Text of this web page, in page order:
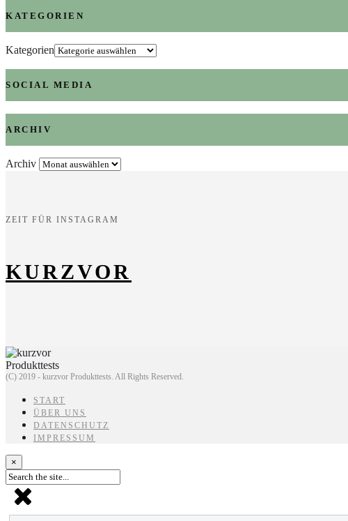
KATEGORIEN
Kategorien
SOCIAL MEDIA
ARCHIV
Archiv
ZEIT FÜR INSTAGRAM
KURZVOR
(C) 2019 - kurzvor Produkttests. All Rights Reserved.
START
ÜBER UNS
DATENSCHUTZ
IMPRESSUM
×